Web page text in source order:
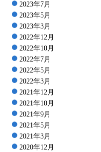
2023年7月
2023年5月
2023年3月
2022年12月
2022年10月
2022年7月
2022年5月
2022年3月
2021年12月
2021年10月
2021年9月
2021年5月
2021年3月
2020年12月